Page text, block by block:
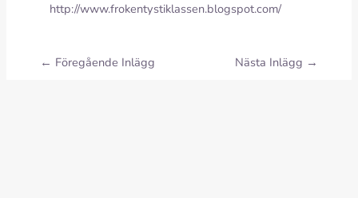
http://www.frokentystiklassen.blogspot.com/
← Föregående Inlägg Nästa Inlägg →